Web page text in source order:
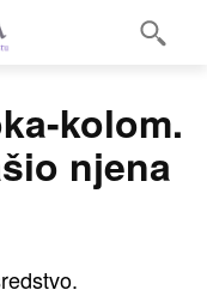
kolom.
njena